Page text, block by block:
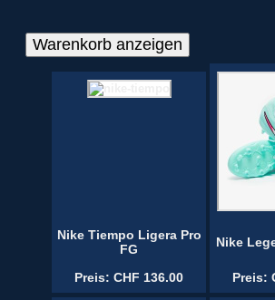
Nike Tiempo Ligera Pro
FG
Preis: CHF 136.00
Nike
Preis: